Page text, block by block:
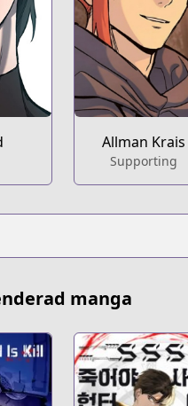
Allman Krais
Supporting
manga